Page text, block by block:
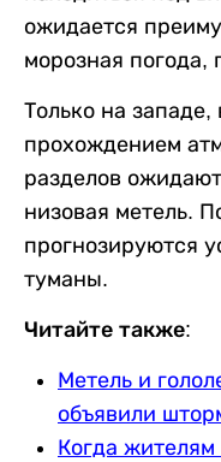
ожидается
морозная погода,
Только на западе,
прохождением
разделов
низовая метель.
прогнозируются
туманы.
Читайте также:
Метель и
объявили
Когда